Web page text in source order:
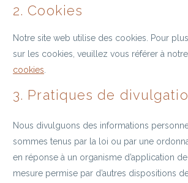
2. Cookies
Notre site web utilise des cookies. Pour
sur les cookies, veuillez vous référer à notre
cookies
3. Pratiques de
Nous divulguons des informations
sommes tenus par la loi ou par une
en réponse à un organisme d’application
mesure permise par d’autres dispositions